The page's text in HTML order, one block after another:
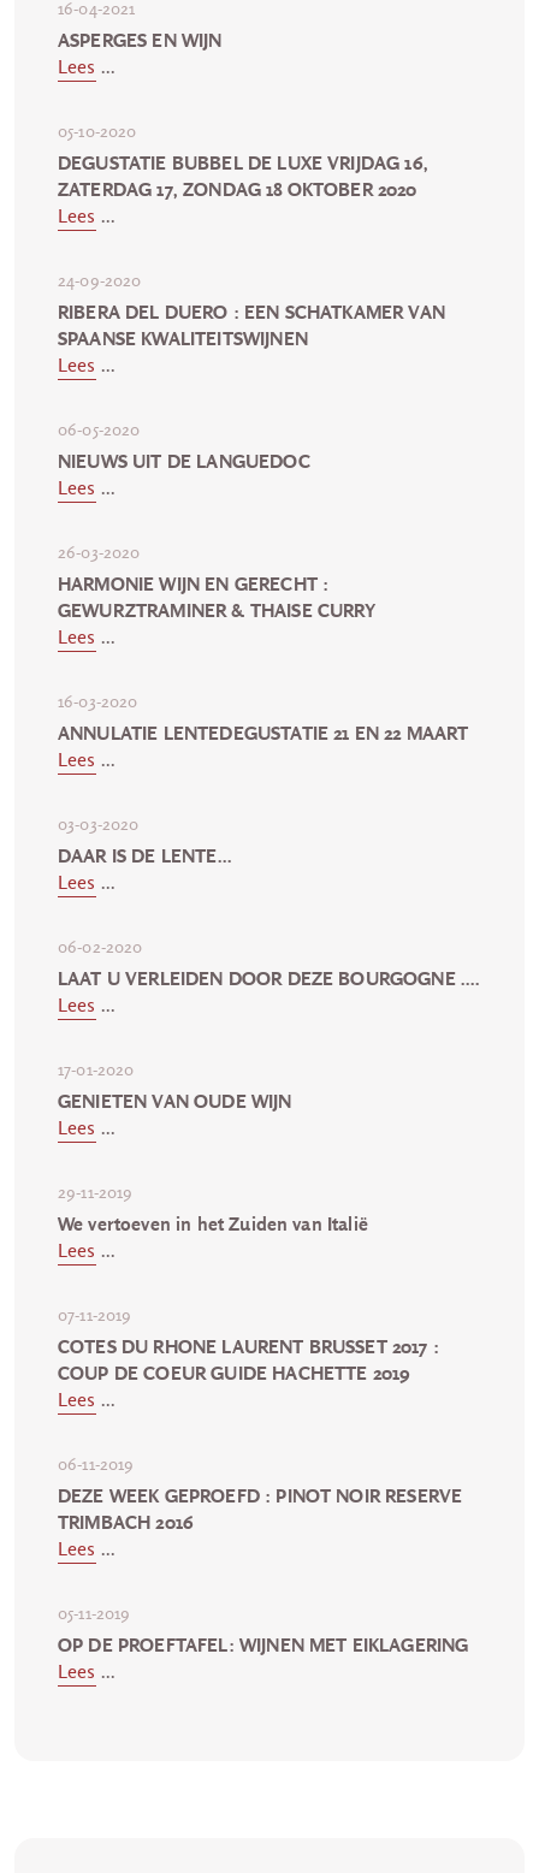
16-04-2021
ASPERGES EN WIJN
Lees ...
05-10-2020
DEGUSTATIE BUBBEL DE LUXE VRIJDAG 16,
ZATERDAG 17, ZONDAG 18 OKTOBER 2020
Lees ...
24-09-2020
RIBERA DEL DUERO : EEN SCHATKAMER VAN
SPAANSE KWALITEITSWIJNEN
Lees ...
06-05-2020
NIEUWS UIT DE LANGUEDOC
Lees ...
26-03-2020
HARMONIE WIJN EN GERECHT :
GEWURZTRAMINER & THAISE CURRY
Lees ...
16-03-2020
ANNULATIE LENTEDEGUSTATIE 21 EN 22 MAART
Lees ...
03-03-2020
DAAR IS DE LENTE...
Lees ...
06-02-2020
LAAT U VERLEIDEN DOOR DEZE BOURGOGNE ....
Lees ...
17-01-2020
GENIETEN VAN OUDE WIJN
Lees ...
29-11-2019
We vertoeven in het Zuiden van Italië
Lees ...
07-11-2019
COTES DU RHONE LAURENT BRUSSET 2017 :
COUP DE COEUR GUIDE HACHETTE 2019
Lees ...
06-11-2019
DEZE WEEK GEPROEFD : PINOT NOIR RESERVE
TRIMBACH 2016
Lees ...
05-11-2019
OP DE PROEFTAFEL: WIJNEN MET EIKLAGERING
Lees ...